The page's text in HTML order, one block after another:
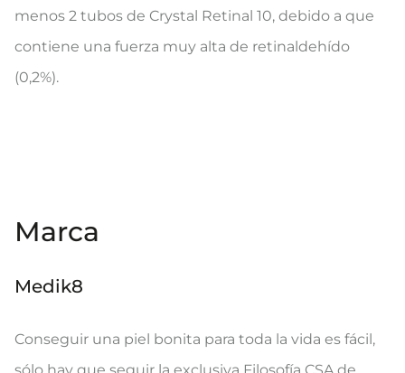
menos 2 tubos de Crystal Retinal 10, debido a que
contiene una fuerza muy alta de retinaldehído
(0,2%).
Marca
Medik8
Conseguir una piel bonita para toda la vida es fácil,